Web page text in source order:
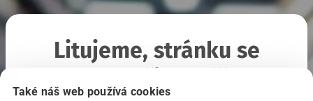
Také náš web používá cookies
Litujeme, stránku se